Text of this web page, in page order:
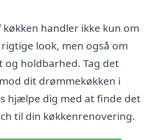
handler ikke kun om
look, men også om
holdbarhed. Tag det
dit drømmekøkken i
hjælpe dig med at finde det
til din køkkenrenovering.